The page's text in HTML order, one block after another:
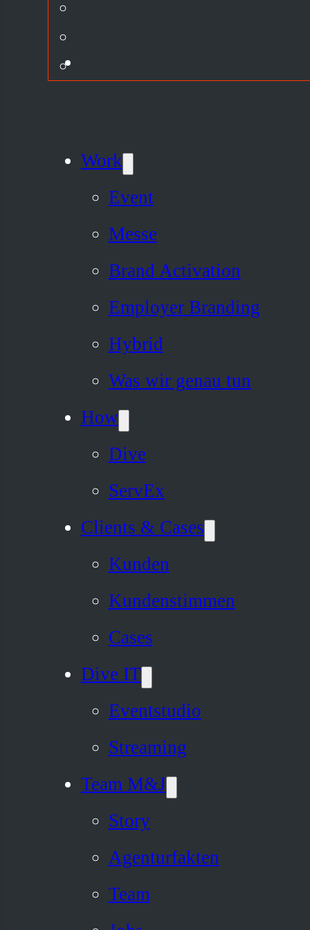
Work
Event
Messe
Brand Activation
Employer Branding
Hybrid
Was wir genau tun
How
Dive
ServEx
Clients & Cases
Kunden
Kundenstimmen
Cases
Dive IT
Eventstudio
Streaming
Team M&J
Story
Agenturfakten
Team